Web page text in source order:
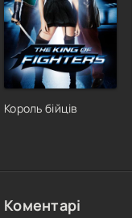
Король бійців
Коментарі